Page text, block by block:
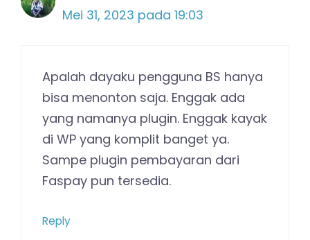
Mei 31, 2023 pada 19:03
Apalah dayaku pengguna BS hanya
bisa menonton saja. Enggak ada
yang namanya plugin. Enggak kayak
di WP yang komplit banget ya.
Sampe plugin pembayaran dari
Faspay pun tersedia.
Reply